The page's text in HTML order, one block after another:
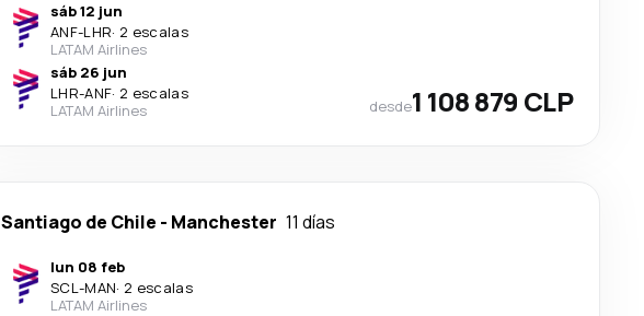
sáb 12 jun
ANF-LHR· 2 escalas
LATAM Airlines
sáb 26 jun
LHR-ANF· 2 escalas
LATAM Airlines
desde1 108 879 CLP
Santiago de Chile - Manchester 11 días
lun 08 feb
SCL-MAN· 2 escalas
LATAM Airlines